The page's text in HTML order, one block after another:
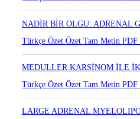
PARATİROİD ADENOMUNA
Türkçe ÖzetÖzetTam MetinPDF
NADİR BİR OLGU: ADRENAL
Türkçe ÖzetÖzetTam MetinPDF
MEDULLER KARSİNOM İLE
Türkçe ÖzetÖzetTam MetinPDF